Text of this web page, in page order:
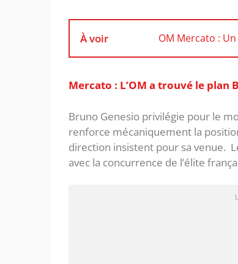
À voir OM Mercato :
Mercato : L’OM a trouvé le plan
Bruno Genesio privilégie pour le
renforce mécaniquement la
direction insistent pour sa venue.
avec la concurrence de l’élite